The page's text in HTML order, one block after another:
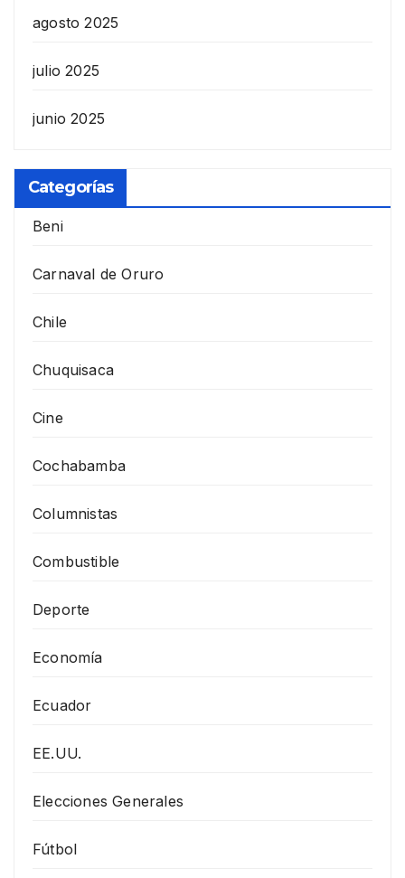
agosto 2025
julio 2025
junio 2025
Categorías
Beni
Carnaval de Oruro
Chile
Chuquisaca
Cine
Cochabamba
Columnistas
Combustible
Deporte
Economía
Ecuador
EE.UU.
Elecciones Generales
Fútbol